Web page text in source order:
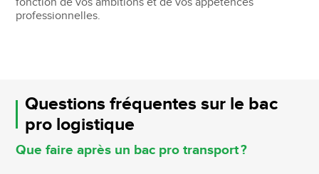
professionnelles.
Questions fréquentes sur le bac
pro logistique
Que faire après un bac pro transport ?